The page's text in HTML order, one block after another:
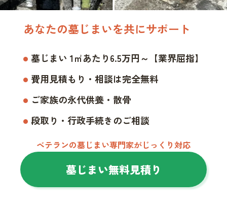
あなたの墓じまいを共にサポート
墓じまい 1㎡あたり6.5万円～【業界屈指】
費用見積もり・相談は完全無料
ご家族の永代供養・散骨
段取り・行政手続きのご相談
ベテランの墓じまい専門家がじっくり対応
墓じまい無料見積り